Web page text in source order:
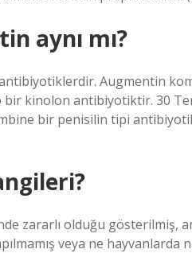
aynı mı?
Augmentin
kinolon antibiyotiktir. 30
bir penisilin tipi
zararlı olduğu gösterilmiş,
veya ne hayvanlarda